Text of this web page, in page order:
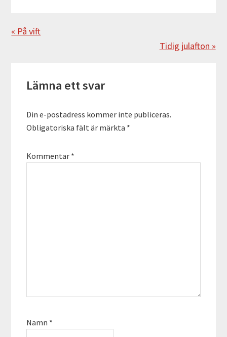
Föregående
« På vift
Nästa
Tidig julafton »
Lämna ett svar
Din e-postadress kommer inte publiceras.
Obligatoriska fält är märkta *
Kommentar *
Namn *